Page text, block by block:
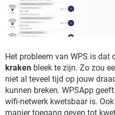
Het probleem van WPS is dat
kraken bleek te zijn. Zo zou
niet al teveel tijd op jouw
kunnen breken. WPSApp
wifi-netwerk kwetsbaar is.
manier toegang geven tot